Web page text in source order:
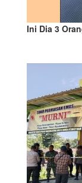
Ini Dia 3